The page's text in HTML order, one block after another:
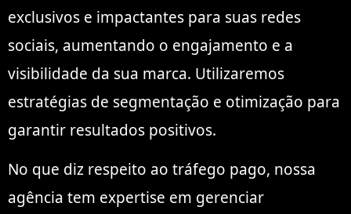
exclusivos e impactantes para suas redes
sociais, aumentando o engajamento e a
visibilidade da sua marca. Utilizaremos
estratégias de segmentação e otimização para
garantir resultados positivos.
No que diz respeito ao tráfego pago, nossa
agência tem expertise em gerenciar